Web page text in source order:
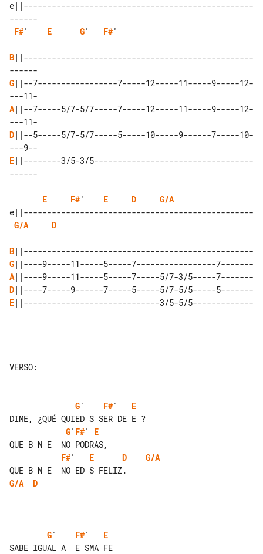
e||-------------------------------------------------
F#' E G' F#'
B||-------------------------------------------------
G||--7-----------------7-----12-----11-----9-----12-
A||--7-----5/7-5/7-----7-----12-----11-----9-----12-
D||--5-----5/7-5/7-----5-----10-----9------7-----10-
E||--------3/5-3/5----------------------------------
------
E F#' E D
G/A
G/A
D
B
G
A
D
E||-----------------------------3/5-5/5-------------
VERSO:
G' F#' E
G' F#' E
F#' E D
G/A
G/A
D
G' F#' E